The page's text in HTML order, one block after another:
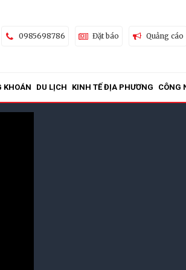
0985698786 Đặt báo Quảng cáo
KHOÁN DU LỊCH KINH TẾ ĐỊA PHƯƠNG CÔNG